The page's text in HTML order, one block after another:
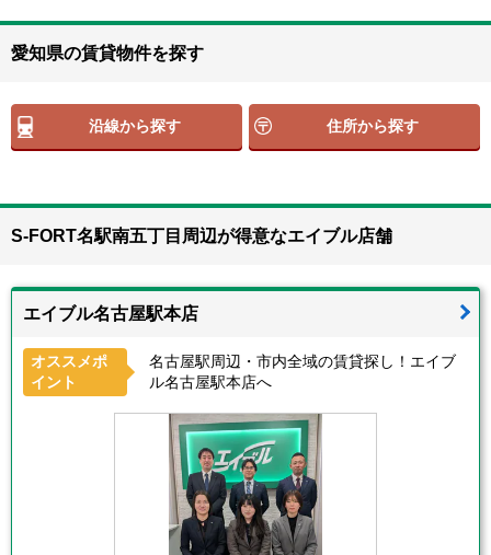
愛知県の賃貸物件を探す
沿線から探す 住所から探す
S-FORT名駅南五丁目周辺が得意なエイブル店舗
エイブル名古屋駅本店
オススメポ
イント
名古屋駅周辺・市内全域の賃貸探し！エイブ
ル名古屋駅本店へ